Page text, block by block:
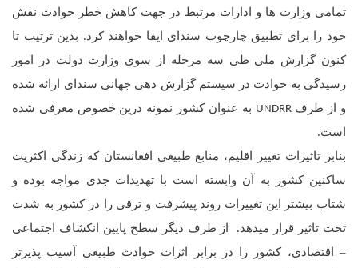
تمامی وزارت ها و ادارات مرتبط در جهت کاهش خطر حوادث نقش
خود را برای تطبیق چارچوب سندای ایفا خواهند کرد. بدین ترتیب تا
کنون گزارش ملی طی سه مرحله از سوی وزارت دولت در امور
رسیدگی به حوادث در سیستم گزارش دهی جهانی سندای ارائه شده
و از طرف UNDRR به عنوان کشور نمونه درین خصوص معرفی شده
است.
بنابر تاثیرات تغییر اقلیم، منابع طبیعی افغانستان که زندگی اکثریت
ساکنین کشور به آن وابسته است با تهدیدات جدی مواجه بوده و
شتاب بیشتر این تغییرات روند پیشرفت و ترقی را در کشور به شدت
تحت تاثیر قرار میدهد. از طرف دیگر سطح پایین انکشاف اجتماعی
– اقتصادی، کشور را در برابر اثرات حوادث طبیعی آسیب پذیرتر